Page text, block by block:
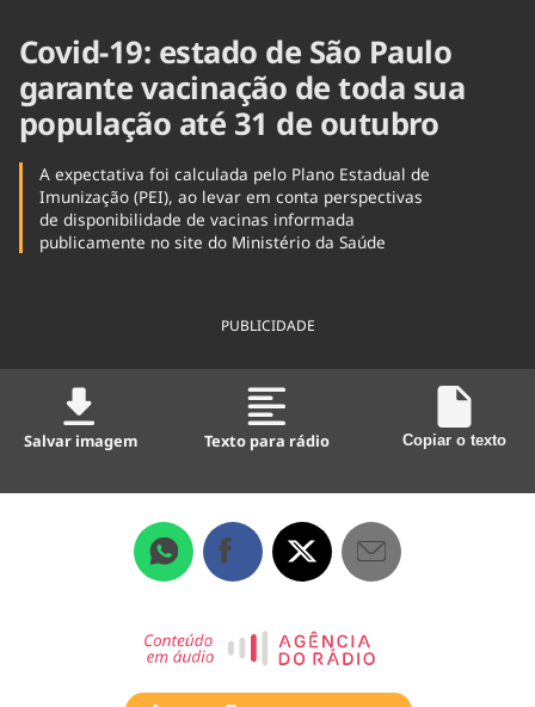
Covid-19: estado de São Paulo
garante vacinação de toda sua
população até 31 de outubro
A expectativa foi calculada pelo Plano Estadual de
Imunização (PEI), ao levar em conta perspectivas
de disponibilidade de vacinas informada
publicamente no site do Ministério da Saúde
PUBLICIDADE
Salvar imagem Texto para rádio Copiar o texto